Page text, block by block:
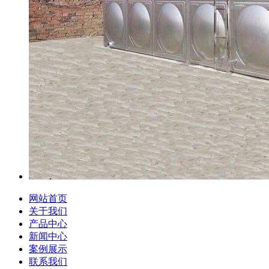
网站首页
关于我们
产品中心
新闻中心
案例展示
联系我们